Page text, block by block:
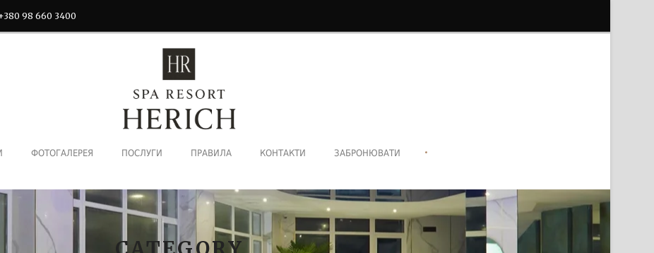
98 660 3400
ФОТОГАЛЕРЕЯ ПОСЛУГИ ПРАВИЛА КОНТАКТИ ЗАБРОНЮВАТИ •